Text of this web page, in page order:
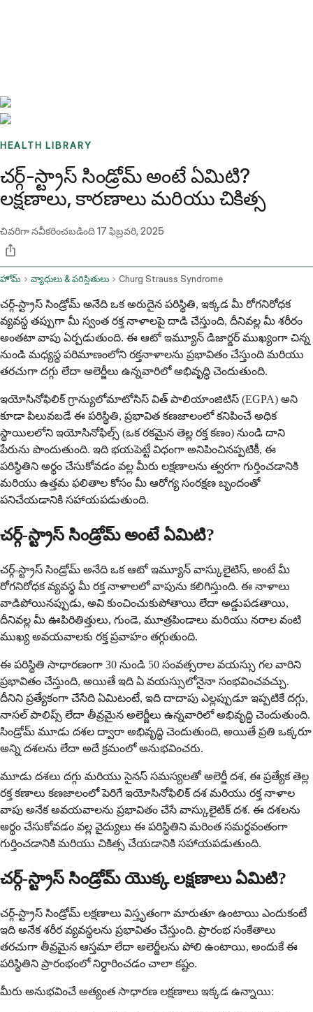
HEALTH LIBRARY
చర్గ్-స్ట్రాస్ సిండ్రోమ్ అంటే ఏమిటి?
లక్షణాలు, కారణాలు మరియు చికిత్స
చివరిగా నవీకరించబడింది17 ఫిబ్రవరి, 2025
హోమ్ వ్యాధులు & పరిస్థితులు Churg Strauss Syndrome
చర్గ్-స్ట్రాస్ సిండ్రోమ్ అనేది ఒక అరుదైన పరిస్థితి, ఇక్కడ మీ రోగనిరోధక
వ్యవస్థ తప్పుగా మీ స్వంత రక్త నాళాలపై దాడి చేస్తుంది, దీనివల్ల మీ శరీరం
అంతటా వాపు ఏర్పడుతుంది. ఈ ఆటో ఇమ్యూన్ డిజార్డర్ ముఖ్యంగా చిన్న
నుండి మధ్యస్థ పరిమాణంలోని రక్తనాళాలను ప్రభావితం చేస్తుంది మరియు
తరచుగా దగ్గు లేదా అలెర్జీలు ఉన్నవారిలో అభివృద్ధి చెందుతుంది.
ఇయోసినోఫిలిక్ గ్రాన్యులోమాటోసిస్ విత్ పాలియాంజిటిస్ (EGPA) అని
కూడా పిలువబడే ఈ పరిస్థితి, ప్రభావిత కణజాలంలో కనిపించే అధిక
స్థాయిలలోని ఇయోసినోఫిల్స్ (ఒక రకమైన తెల్ల రక్త కణం) నుండి దాని
పేరును పొందుతుంది. ఇది భయపెట్టే విధంగా అనిపించినప్పటికీ, ఈ
పరిస్థితిని అర్థం చేసుకోవడం వల్ల మీరు లక్షణాలను త్వరగా గుర్తించడానికి
మరియు ఉత్తమ ఫలితాల కోసం మీ ఆరోగ్య సంరక్షణ బృందంతో
పనిచేయడానికి సహాయపడుతుంది.
చర్గ్-స్ట్రాస్ సిండ్రోమ్ అంటే ఏమిటి?
చర్గ్-స్ట్రాస్ సిండ్రోమ్ అనేది ఒక ఆటో ఇమ్యూన్ వాస్కులైటిస్, అంటే మీ
రోగనిరోధక వ్యవస్థ మీ రక్త నాళాలలో వాపును కలిగిస్తుంది. ఈ నాళాలు
వాడిపోయినప్పుడు, అవి కుంచించుకుపోతాయి లేదా అడ్డుపడతాయి,
దీనివల్ల మీ ఊపిరితిత్తులు, గుండె, మూత్రపిండాలు మరియు నరాల వంటి
ముఖ్య అవయవాలకు రక్త ప్రవాహం తగ్గుతుంది.
ఈ పరిస్థితి సాధారణంగా 30 నుండి 50 సంవత్సరాల వయస్సు గల వారిని
ప్రభావితం చేస్తుంది, అయితే ఇది ఏ వయస్సులోనైనా సంభవించవచ్చు.
దీనిని ప్రత్యేకంగా చేసేది ఏమిటంటే, ఇది దాదాపు ఎల్లప్పుడూ ఇప్పటికే దగ్గు,
నాసల్ పాలిప్స్ లేదా తీవ్రమైన అలెర్జీలు ఉన్నవారిలో అభివృద్ధి చెందుతుంది.
సిండ్రోమ్ మూడు దశల ద్వారా అభివృద్ధి చెందుతుంది, అయితే ప్రతి ఒక్కరూ
అన్ని దశలను లేదా అదే క్రమంలో అనుభవించరు.
మూడు దశలు దగ్గు మరియు సైనస్ సమస్యలతో అలెర్జీ దశ, ఈ ప్రత్యేక తెల్ల
రక్త కణాలు కణజాలంలో పెరిగే ఇయోసినోఫిలిక్ దశ మరియు రక్త నాళాల
వాపు అనేక అవయవాలను ప్రభావితం చేసే వాస్కులైటిక్ దశ. ఈ దశలను
అర్థం చేసుకోవడం వల్ల వైద్యులు ఈ పరిస్థితిని మరింత సమర్థవంతంగా
గుర్తించడానికి మరియు చికిత్స చేయడానికి సహాయపడుతుంది.
చర్గ్-స్ట్రాస్ సిండ్రోమ్ యొక్క లక్షణాలు ఏమిటి?
చర్గ్-స్ట్రాస్ సిండ్రోమ్ లక్షణాలు విస్తృతంగా మారుతూ ఉంటాయి ఎందుకంటే
ఇది అనేక శరీర వ్యవస్థలను ప్రభావితం చేస్తుంది. ప్రారంభ సంకేతాలు
తరచుగా తీవ్రమైన ఆస్తమా లేదా అలెర్జీలను పోలి ఉంటాయి, అందుకే ఈ
పరిస్థితిని ప్రారంభంలో నిర్ధారించడం చాలా కష్టం.
మీరు అనుభవించే అత్యంత సాధారణ లక్షణాలు ఇక్కడ ఉన్నాయి: